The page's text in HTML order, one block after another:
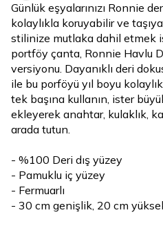
Günlük eşyalarınızı Ronnie
kolaylıkla koruyabilir ve
stilinize mutlaka dahil etmek
portföy çanta, Ronnie Havlu
versiyonu. Dayanıklı deri
ile bu porföyü yıl boyu
tek başına kullanın, ister
ekleyerek anahtar, kulaklık,
arada tutun.
- %100 Deri dış yüzey
- Pamuklu iç yüzey
- Fermuarlı
- 30 cm genişlik, 20 cm